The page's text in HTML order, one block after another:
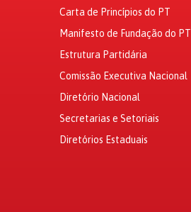
Carta de Princípios do PT
Manifesto de Fundação do PT
Estrutura Partidária
Comissão Executiva Nacional
Diretório Nacional
Secretarias e Setoriais
Diretórios Estaduais